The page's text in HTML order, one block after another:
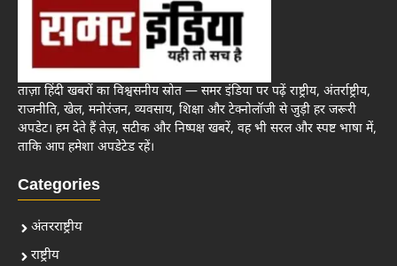
ताज़ा हिंदी खबरों का विश्वसनीय स्रोत — समर इंडिया पर पढ़ें राष्ट्रीय, अंतर्राष्ट्रीय,
राजनीति, खेल, मनोरंजन, व्यवसाय, शिक्षा और टेक्नोलॉजी से जुड़ी हर जरूरी
अपडेट। हम देते हैं तेज़, सटीक और निष्पक्ष खबरें, वह भी सरल और स्पष्ट भाषा में,
ताकि आप हमेशा अपडेटेड रहें।
Categories
अंतरराष्ट्रीय
राष्ट्रीय